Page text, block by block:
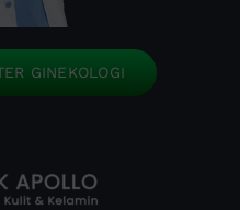
GINEKOLOGI